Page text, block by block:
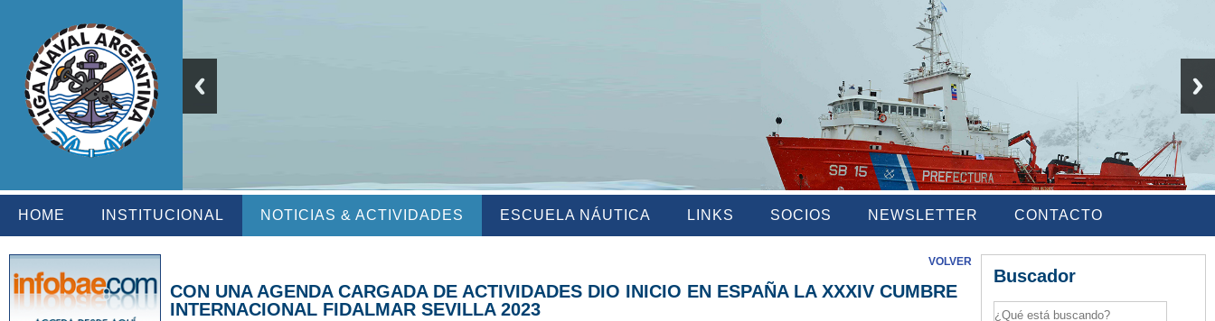
HOME INSTITUCIONAL NOTICIAS & ACTIVIDADES ESCUELA NÁUTICA LINKS SOCIOS NEWSLETTER CONTACTO
VOLVER
CON UNA AGENDA CARGADA DE ACTIVIDADES DIO INICIO EN ESPAÑA LA XXXIV CUMBRE
INTERNACIONAL FIDALMAR SEVILLA 2023
Buscador